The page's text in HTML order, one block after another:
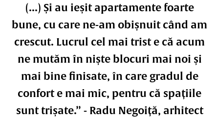
(...) Și au ieșit apartamente foarte
bune, cu care ne-am obișnuit când am
crescut. Lucrul cel mai trist e că acum
ne mutăm în niște blocuri mai noi și
mai bine finisate, în care gradul de
confort e mai mic, pentru că spațiile
sunt trișate.” - Radu Negoiță, arhitect